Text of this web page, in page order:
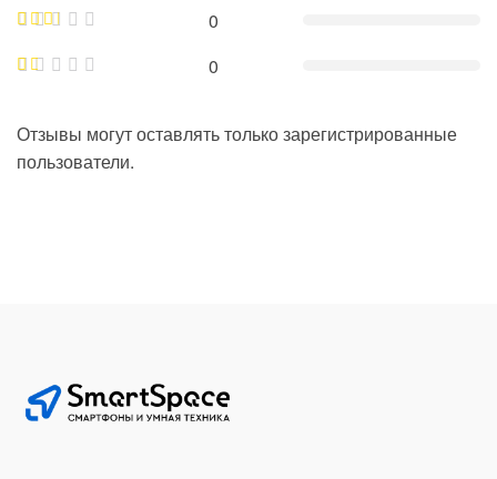
0
0
Отзывы могут оставлять только зарегистрированные
пользователи.